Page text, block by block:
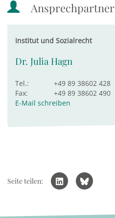
Ansprechpartner
Institut und Sozialrecht
Dr. Julia Hagn
Tel.:
+49 89 38602 428
Fax:
+49 89 38602 490
E-Mail schreiben
Seite teilen: